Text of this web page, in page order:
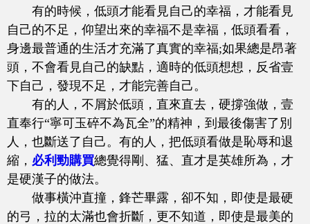
有的時候，低頭才能看見自己的幸福，才能看見
自己的不足，仰望出來的幸福不是幸福，低頭看看，
身邊最普通的生活才充滿了真實的幸福;如果總是昂著
頭，不會看見自己的缺點，適時的低頭想想，反省壹
下自己，發現不足，才能完善自己。
有的人，不屑於低頭，直來直去，硬撐強做，壹
直奉行“寧可玉碎不為瓦全”的精神，到最後傷害了別
人，也斷送了自己。有的人，把低頭看做是恥辱和退
縮， 必利勁購買總覺得剛、猛、直才是英雄所為，才
是硬漢子的做法。
做事橫沖直撞，鋒芒畢露，卻不知，即使是最硬
的弓，拉的太滿也會折斷，更不知道，即使是最美的